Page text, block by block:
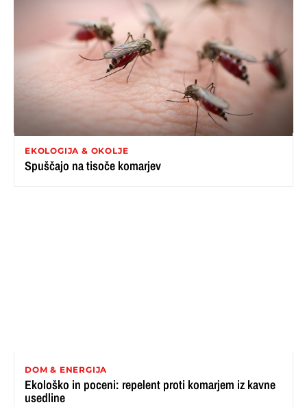
EKOLOGIJA & OKOLJE
Spuščajo na tisoče komarjev
DOM & ENERGIJA
Ekološko in poceni: repelent proti komarjem iz kavne
usedline